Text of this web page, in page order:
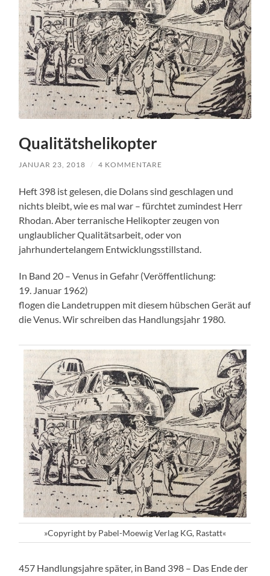
Qualitätshelikopter
JANUAR 23, 2018 / 4 KOMMENTARE
Heft 398 ist gelesen, die Dolans sind geschlagen und
nichts bleibt, wie es mal war – fürchtet zumindest Herr
Rhodan. Aber terranische Helikopter zeugen von
unglaublicher Qualitätsarbeit, oder von
jahrhundertelangem Entwicklungsstillstand.
In Band 20 – Venus in Gefahr (Veröffentlichung:
19. Januar 1962)
flogen die Landetruppen mit diesem hübschen Gerät auf
die Venus. Wir schreiben das Handlungsjahr 1980.
»Copyright by Pabel-Moewig Verlag KG, Rastatt«
457 Handlungsjahre später, in Band 398 – Das Ende der